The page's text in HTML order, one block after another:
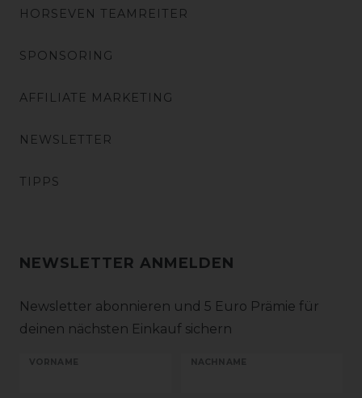
HORSEVEN TEAMREITER
SPONSORING
AFFILIATE MARKETING
NEWSLETTER
TIPPS
NEWSLETTER ANMELDEN
Newsletter abonnieren und 5 Euro Prämie für
deinen nächsten Einkauf sichern
VORNAME NACHNAME